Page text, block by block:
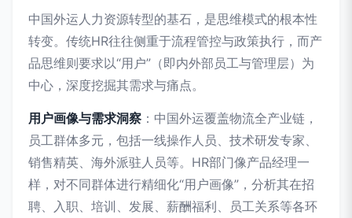
中国外运人力资源转型的基石，是思维模式的根本性
转变。传统HR往往侧重于流程管控与政策执行，而产
品思维则要求以“用户”（即内外部员工与管理层）为
中心，深度挖掘其需求与痛点。
用户画像与需求洞察 ：中国外运覆盖物流全产业链，
员工群体多元，包括一线操作人员、技术研发专家、
销售精英、海外派驻人员等。HR部门像产品经理一
样，对不同群体进行精细化“用户画像”，分析其在招
聘、入职、培训、发展、薪酬福利、员工关系等各环